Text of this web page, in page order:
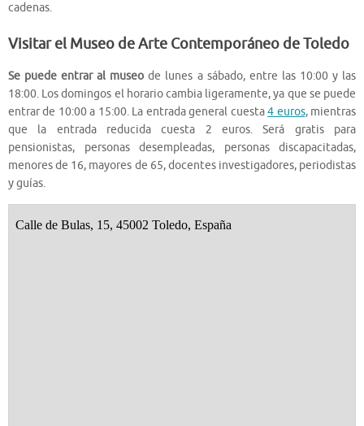
cadenas.
Visitar el Museo de Arte Contemporáneo de Toledo
Se puede entrar al museo de lunes a sábado, entre las 10:00 y las
18:00. Los domingos el horario cambia ligeramente, ya que se puede
entrar de 10:00 a 15:00. La entrada general cuesta4 euros, mientras
que la entrada reducida cuesta 2 euros. Será gratis para
pensionistas, personas desempleadas, personas discapacitadas,
menores de 16, mayores de 65, docentes investigadores, periodistas
y guías.